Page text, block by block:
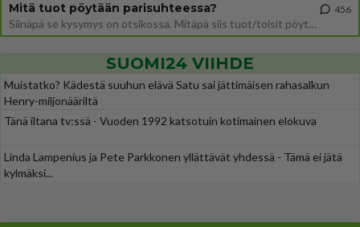
Mitä tuot pöytään parisuhteessa?
Siinäpä se kysymys on otsikossa. Mitäpä siis tuot/toisit pöytään parisuhteessa? Oletko mies vai nainen? Koetko sen mitä
456
SUOMI24 VIIHDE
Muistatko? Kädestä suuhun elävä Satu sai jättimäisen rahasalkun
Henry-miljonääriltä
Tänä iltana tv:ssä - Vuoden 1992 katsotuin kotimainen elokuva
Linda Lampenius ja Pete Parkkonen yllättävät yhdessä - Tämä ei jätä
kylmäksi...